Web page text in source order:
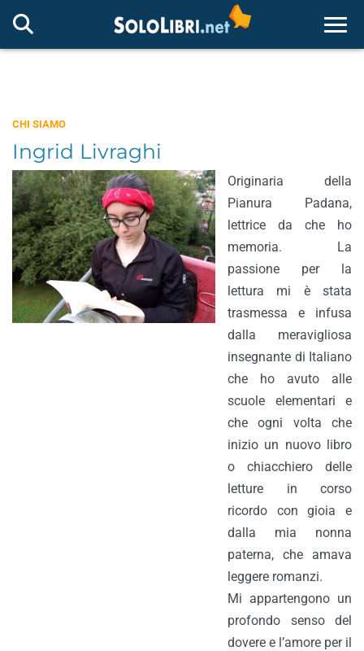
CHI SIAMO
Ingrid Livraghi
Originaria della
Pianura Padana,
lettrice da che ho
memoria. La
passione per la
lettura mi è stata
trasmessa e infusa
dalla meravigliosa
insegnante di Italiano
che ho avuto alle
scuole elementari e
che ogni volta che
inizio un nuovo libro
o chiacchiero delle
letture in corso
ricordo con gioia e
dalla mia nonna
paterna, che amava
leggere romanzi.
Mi appartengono un
profondo senso del
dovere e l’amore per il